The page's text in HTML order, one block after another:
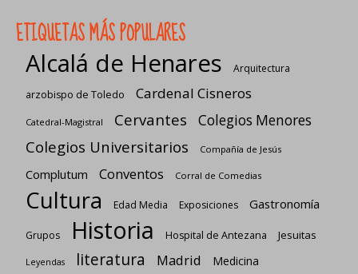
ETIQUETAS MÁS POPULARES
Alcalá de Henares
Arquitectura
arzobispo de Toledo
Cardenal Cisneros
Catedral-Magistral Cervantes Colegios Menores
Colegios Universitarios Compañía de Jesús
Complutum Conventos Corral de Comedias
Cultura Edad Media Exposiciones Gastronomía
Grupos Historia Hospital de Antezana Jesuitas
Leyendas literatura Madrid Medicina